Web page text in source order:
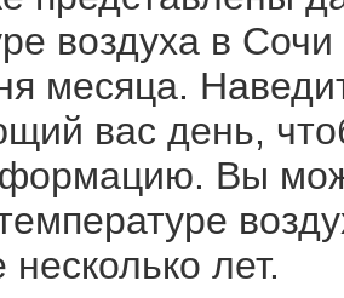
воздуха в
месяца.
вас день,
Вы
лет.